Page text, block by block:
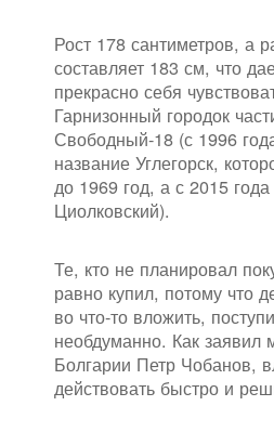
Рост 178 сантиметров, а
составляет 183 см, что
прекрасно себя
Гарнизонный городок
Свободный-18 (с 1996
название Углегорск,
до 1969 год, а с 2015
Циолковский).
Те, кто не планировал
равно купил, потому что
во что-то вложить,
необдуманно. Как заявил
Болгарии Петр Чобанов,
действовать быстро и